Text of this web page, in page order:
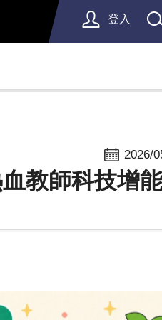
登入
2026/
教師科技增